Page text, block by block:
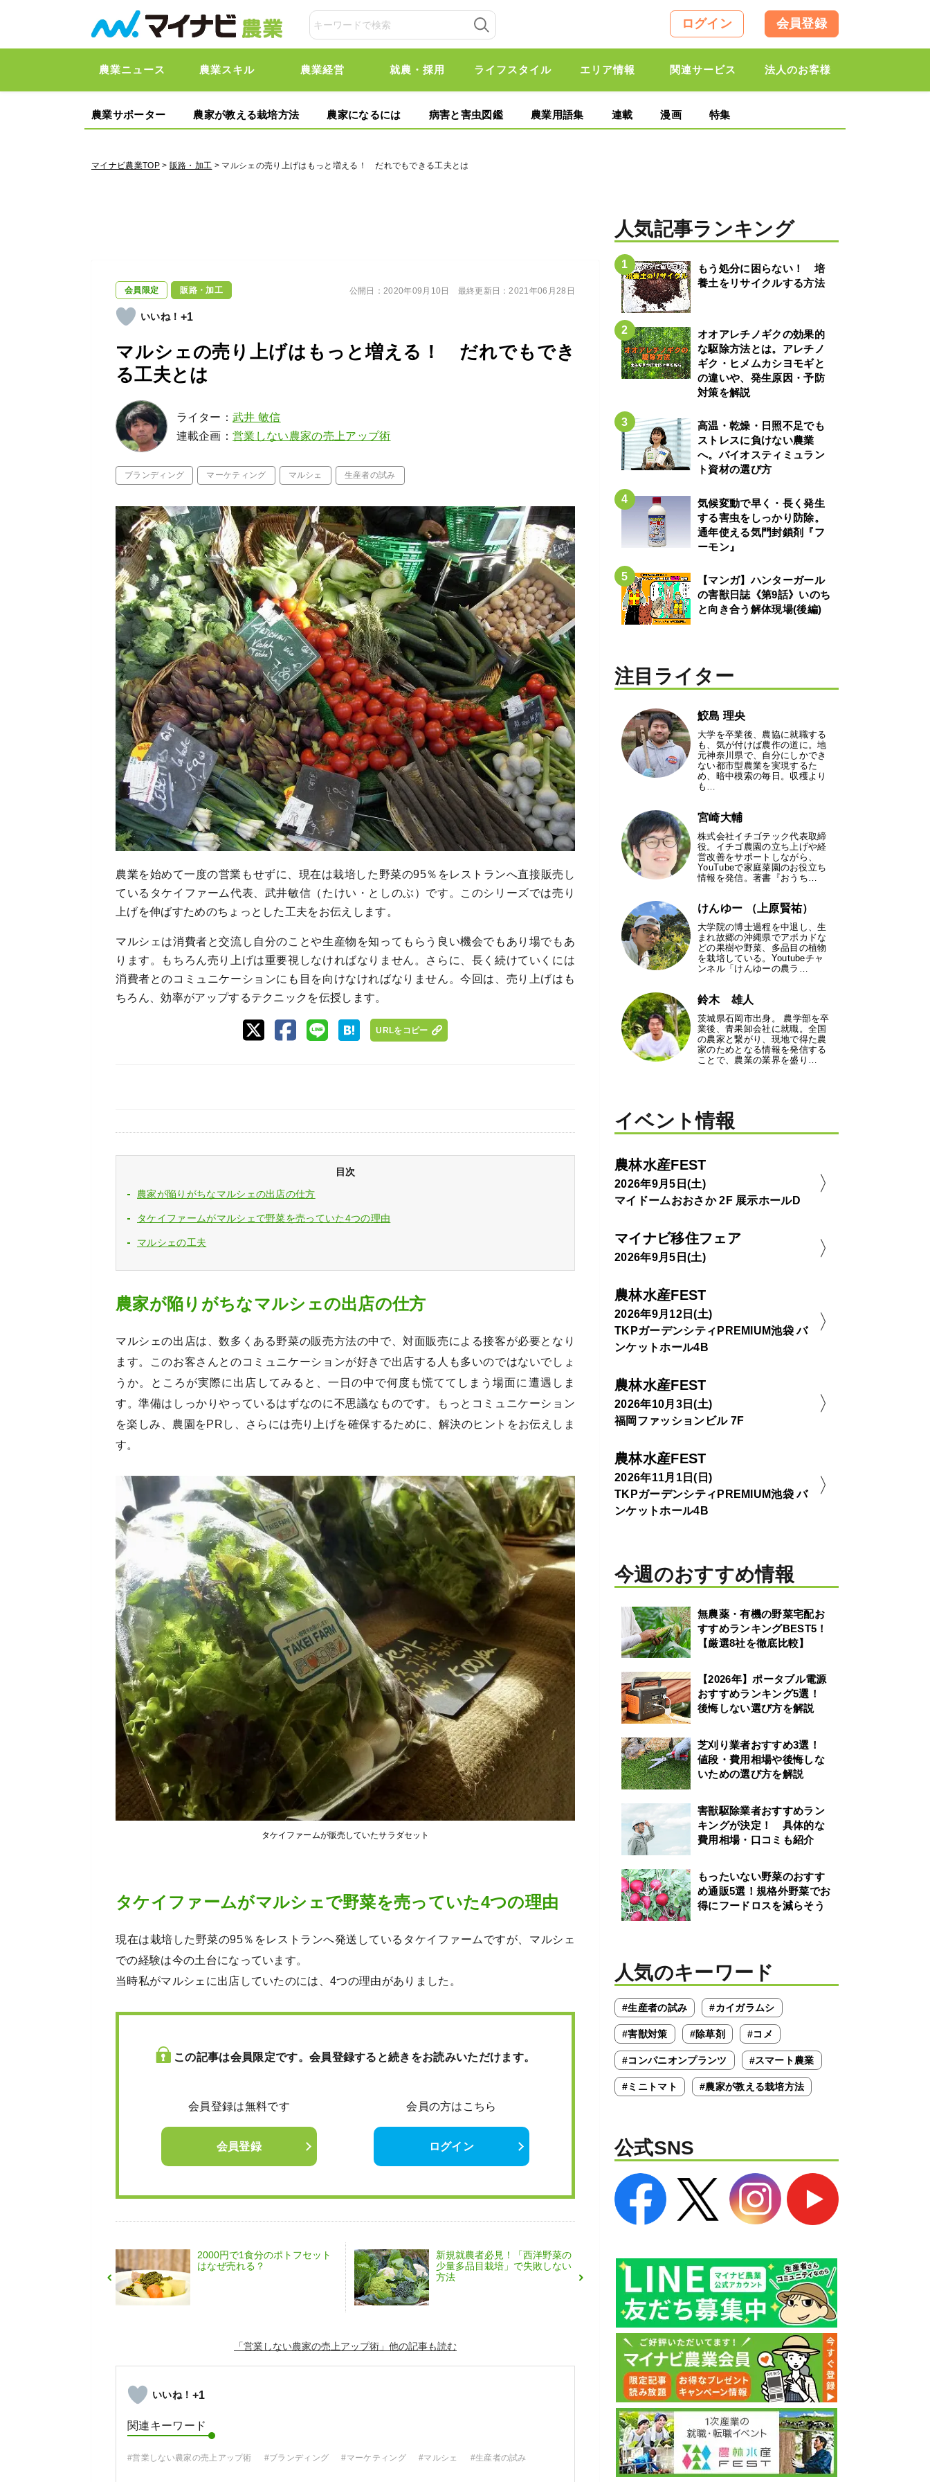
ログイン 会員登録
農業ニュース 農業スキル 農業経営 就農・採用 ライフスタイル エリア情報 関連サービス 法人のお客様
農業サポーター 農家が教える栽培方法 農家になるには 病害と害虫図鑑 農業用語集 連載 漫画 特集
マイナビ農業TOP> 販路・加工 > マルシェの売り上げはもっと増える！ だれでもできる工夫とは
会員限定 販路・加工
+1
マルシェの売り上げはもっと増える！ だれでもでき
る工夫とは
ライター：武井 敏信
連載企画：営業しない農家の売上アップ術
ブランディング マーケティング マルシェ 生産者の試み
公開日：2020年09月10日 最終更新日：2021年06月28日
農業を始めて一度の営業もせずに、現在は栽培した野菜の95％をレストランへ直接販売し
ているタケイファーム代表、武井敏信（たけい・としのぶ）です。このシリーズでは売り
上げを伸ばすためのちょっとした工夫をお伝えします。
マルシェは消費者と交流し自分のことや生産物を知ってもらう良い機会でもあり場でもあ
ります。もちろん売り上げは重要視しなければなりません。さらに、長く続けていくには
消費者とのコミュニケーションにも目を向けなければなりません。今回は、売り上げはも
ちろん、効率がアップするテクニックを伝授します。
URLをコピー
目次
農家が陥りがちなマルシェの出店の仕方
タケイファームがマルシェで野菜を売っていた4つの理由
マルシェの工夫
農家が陥りがちなマルシェの出店の仕方
マルシェの出店は、数多くある野菜の販売方法の中で、対面販売による接客が必要となり
ます。このお客さんとのコミュニケーションが好きで出店する人も多いのではないでしょ
うか。ところが実際に出店してみると、一日の中で何度も慌ててしまう場面に遭遇しま
す。準備はしっかりやっているはずなのに不思議なものです。もっとコミュニケーション
を楽しみ、農園をPRし、さらには売り上げを確保するために、解決のヒントをお伝えしま
す。
タケイファームが販売していたサラダセット
タケイファームがマルシェで野菜を売っていた4つの理由
現在は栽培した野菜の95％をレストランへ発送しているタケイファームですが、マルシェ
での経験は今の土台になっています。
当時私がマルシェに出店していたのには、4つの理由がありました。
この記事は会員限定です。会員登録すると続きをお読みいただけます。
会員登録は無料です
会員登録
会員の方はこちら
ログイン
2000円で1食分のポトフセット
はなぜ売れる？
新規就農者必見！「西洋野菜の
少量多品目栽培」で失敗しない
方法
「営業しない農家の売上アップ術」
+1
関連キーワード
#営業しない農家の売上アップ術 #ブランディング #マーケティング #マルシェ #生産者の試み
人気記事ランキング
もう処分に困らない！ 培
養土をリサイクルする方法
オオアレチノギクの効果的
な駆除方法とは。アレチノ
ギク・ヒメムカシヨモギと
の違いや、発生原因・予防
対策を解説
高温・乾燥・日照不足でも
ストレスに負けない農業
へ。バイオスティミュラン
ト資材の選び方
気候変動で早く・長く発生
する害虫をしっかり防除。
通年使える気門封鎖剤『フ
ーモン』
【マンガ】ハンターガール
の害獣日誌《第9話》いのち
と向き合う解体現場(後編)
注目ライター
鮫島 理央
大学を卒業後、農協に就職する
も、気が付けば農作の道に。地
元神奈川県で、自分にしかでき
ない都市型農業を実現するた
め、暗中模索の毎日。収穫より
も…
宮崎大輔
株式会社イチゴテック代表取締
役。イチゴ農園の立ち上げや経
営改善をサポートしながら、
YouTubeで家庭菜園のお役立ち
情報を発信。著書『おうち…
けんゆー （上原賢祐）
大学院の博士過程を中退し、生
まれ故郷の沖縄県でアボカドな
どの果樹や野菜、多品目の植物
を栽培している。Youtubeチャ
ンネル「けんゆーの農ラ…
鈴木 雄人
茨城県石岡市出身。 農学部を卒
業後、青果卸会社に就職。全国
の農家と繋がり、現地で得た農
家のためとなる情報を発信する
ことで、農業の業界を盛り…
イベント情報
農林水産FEST
2026年9月5日(土)
マイドームおおさか 2F 展示ホールD
マイナビ移住フェア
2026年9月5日(土)
農林水産FEST
2026年9月12日(土)
TKPガーデンシティPREMIUM池袋 バ
ンケットホール4B
農林水産FEST
2026年10月3日(土)
福岡ファッションビル 7F
農林水産FEST
2026年11月1日(日)
TKPガーデンシティPREMIUM池袋 バ
ンケットホール4B
今週のおすすめ情報
無農薬・有機の野菜宅配お
すすめランキングBEST5！
【厳選8社を徹底比較】
【2026年】ポータブル電源
おすすめランキング5選！
後悔しない選び方を解説
芝刈り業者おすすめ3選！
値段・費用相場や後悔しな
いための選び方を解説
害獣駆除業者おすすめラン
キングが決定！ 具体的な
費用相場・口コミも紹介
もったいない野菜のおすす
め通販5選！規格外野菜でお
得にフードロスを減らそう
人気のキーワード
#生産者の試み #カイガラムシ
#害獣対策 #除草剤 #コメ
#コンパニオンプランツ #スマート農業
#ミニトマト #農家が教える栽培方法
公式SNS